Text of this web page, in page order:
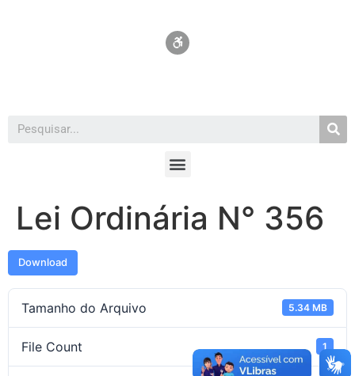
Lei Ordinária N° 356
Download
Tamanho do Arquivo 5.34 MB
File Count 1